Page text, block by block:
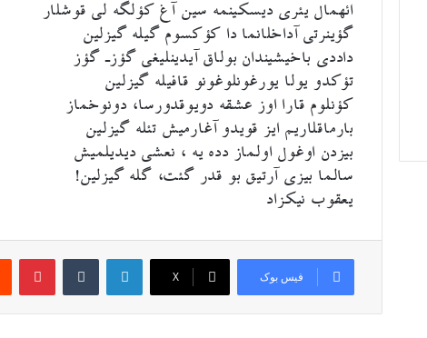
ائهمال یئری دیسکینمه سین آغ کؤلگه لی قوشلار
گؤینرتی آداخلانما دا کؤکسوم گیله گیزلین
داددی باخیشیندان بولاق آیدینلیغی گؤزـ گؤز
تؤکدو یولا یورغونلوغونو قافیله گیزلین
کؤنلوم قارا اوز عشقه دویوقدورسا، دونوخماز
بارماقلاریم ایز قویدو آغارمیش تئله گیزلین
بیزدن اوغول اولماز دده یه ، نعشی دیدیلمیش
سالما بیزی آرتیق بو قدر گئت، گله گیزلین!
یعقوب نیکزاد
فیس بوک X
لینکدین‫تامبلر